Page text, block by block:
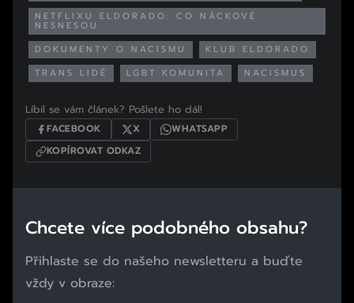
NETFLIXU ELDORADO: CO NÁCKOVÉ
NESNESOU
DOKUMENTY O NACISMU
KLUB ELDORADO
TRANS LIDÉ
LGBT KOMUNITA NACISMUS
Líbil se vám článek? Pošlete ho dál!
FACEBOOK X
WHATSAPP
KOPÍROVAT ODKAZ
Chcete více podobného obsahu?
Přihlaste se do našeho newsletteru a buďte
vždy v obraze: